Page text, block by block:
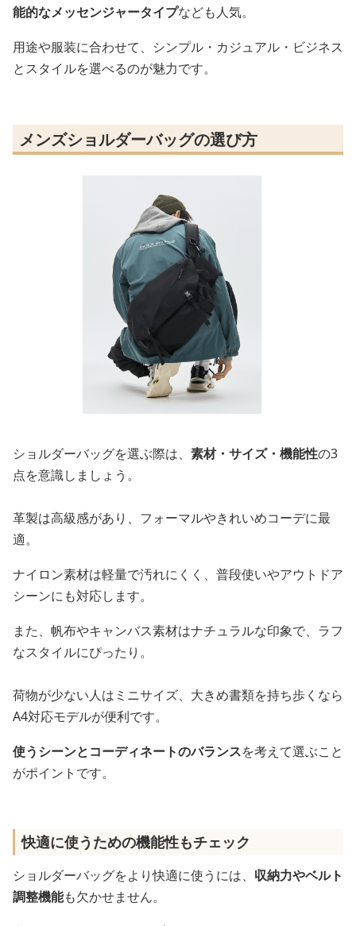
能的なメッセンジャータイプなども人気。
用途や服装に合わせて、シンプル・カジュアル・ビジネス
とスタイルを選べるのが魅力です。
メンズショルダーバッグの選び方
ショルダーバッグを選ぶ際は、 素材・サイズ・機能性の3
点を意識しましょう。
革製は高級感があり、フォーマルやきれいめコーデに最
適。
ナイロン素材は軽量で汚れにくく、普段使いやアウトドア
シーンにも対応します。
また、帆布やキャンバス素材はナチュラルな印象で、ラフ
なスタイルにぴったり。
荷物が少ない人はミニサイズ、大きめ書類を持ち歩くなら
A4対応モデルが便利です。
使うシーンとコーディネートのバランスを考えて選ぶこと
がポイントです。
快適に使うための機能性もチェック
ショルダーバッグをより快適に使うには、 収納力やベルト
調整機能も欠かせません。